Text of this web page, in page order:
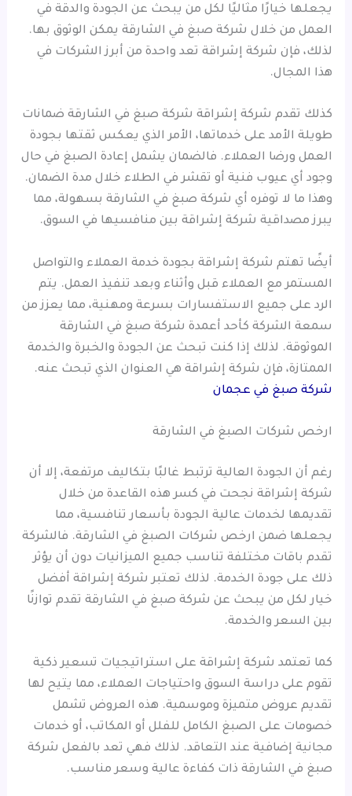
يجعلها خيارًا مثاليًا لكل من يبحث عن الجودة والدقة في
العمل من خلال شركة صبغ في الشارقة يمكن الوثوق بها.
لذلك، فإن شركة إشراقة تعد واحدة من أبرز الشركات في
هذا المجال.
كذلك تقدم شركة إشراقة شركة صبغ في الشارقة ضمانات
طويلة الأمد على خدماتها، الأمر الذي يعكس ثقتها بجودة
العمل ورضا العملاء. فالضمان يشمل إعادة الصبغ في حال
وجود أي عيوب فنية أو تقشر في الطلاء خلال مدة الضمان.
وهذا ما لا توفره أي شركة صبغ في الشارقة بسهولة، مما
يبرز مصداقية شركة إشراقة بين منافسيها في السوق.
أيضًا تهتم شركة إشراقة بجودة خدمة العملاء والتواصل
المستمر مع العملاء قبل وأثناء وبعد تنفيذ العمل. يتم
الرد على جميع الاستفسارات بسرعة ومهنية، مما يعزز من
سمعة الشركة كأحد أعمدة شركة صبغ في الشارقة
الموثوقة. لذلك إذا كنت تبحث عن الجودة والخبرة والخدمة
الممتازة، فإن شركة إشراقة هي العنوان الذي تبحث عنه.
شركة صبغ في عجمان
ارخص شركات الصبغ في الشارقة
رغم أن الجودة العالية ترتبط غالبًا بتكاليف مرتفعة، إلا أن
شركة إشراقة نجحت في كسر هذه القاعدة من خلال
تقديمها لخدمات عالية الجودة بأسعار تنافسية، مما
يجعلها ضمن ارخص شركات الصبغ في الشارقة. فالشركة
تقدم باقات مختلفة تناسب جميع الميزانيات دون أن يؤثر
ذلك على جودة الخدمة. لذلك تعتبر شركة إشراقة أفضل
خيار لكل من يبحث عن شركة صبغ في الشارقة تقدم توازنًا
بين السعر والخدمة.
كما تعتمد شركة إشراقة على استراتيجيات تسعير ذكية
تقوم على دراسة السوق واحتياجات العملاء، مما يتيح لها
تقديم عروض متميزة وموسمية. هذه العروض تشمل
خصومات على الصبغ الكامل للفلل أو المكاتب، أو خدمات
مجانية إضافية عند التعاقد. لذلك فهي تعد بالفعل شركة
صبغ في الشارقة ذات كفاءة عالية وسعر مناسب.